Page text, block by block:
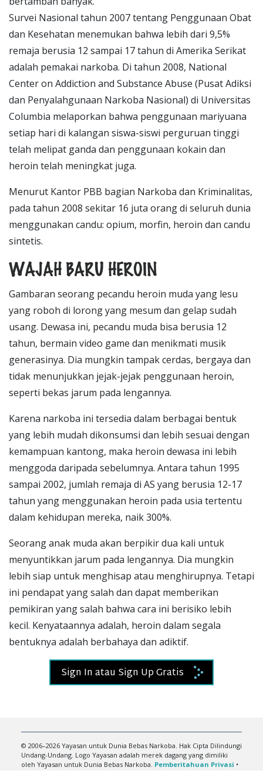
Survei Nasional tahun 2007 tentang Penggunaan Obat
dan Kesehatan menemukan bahwa lebih dari 9,5%
remaja berusia 12 sampai 17 tahun di Amerika Serikat
adalah pemakai narkoba. Di tahun 2008, National
Center on Addiction and Substance Abuse (Pusat Adiksi
dan Penyalahgunaan Narkoba Nasional) di Universitas
Columbia melaporkan bahwa penggunaan mariyuana
setiap hari di kalangan siswa-siswi perguruan tinggi
telah melipat ganda dan penggunaan kokain dan
heroin telah meningkat juga.
Menurut Kantor PBB bagian Narkoba dan Kriminalitas,
pada tahun 2008 sekitar 16 juta orang di seluruh dunia
menggunakan candu: opium, morfin, heroin dan candu
sintetis.
WAJAH BARU HEROIN
Gambaran seorang pecandu heroin muda yang lesu
yang roboh di lorong yang mesum dan gelap sudah
usang. Dewasa ini, pecandu muda bisa berusia 12
tahun, bermain video game dan menikmati musik
generasinya. Dia mungkin tampak cerdas, bergaya dan
tidak menunjukkan jejak-jejak penggunaan heroin,
seperti bekas jarum pada lengannya.
Karena narkoba ini tersedia dalam berbagai bentuk
yang lebih mudah dikonsumsi dan lebih sesuai dengan
kemampuan kantong, maka heroin dewasa ini lebih
menggoda daripada sebelumnya. Antara tahun 1995
sampai 2002, jumlah remaja di AS yang berusia 12-17
tahun yang menggunakan heroin pada usia tertentu
dalam kehidupan mereka, naik 300%.
Seorang anak muda akan berpikir dua kali untuk
menyuntikkan jarum pada lengannya. Dia mungkin
lebih siap untuk menghisap atau menghirupnya. Tetapi
ini pendapat yang salah dan dapat memberikan
pemikiran yang salah bahwa cara ini berisiko lebih
kecil. Kenyataannya adalah, heroin dalam segala
bentuknya adalah berbahaya dan adiktif.
Sign In atau Sign Up Gratis
© 2006–2026 Yayasan untuk Dunia Bebas Narkoba. Hak Cipta Dilindungi
Undang-Undang. Logo Yayasan adalah merek dagang yang dimiliki
oleh Yayasan untuk Dunia Bebas Narkoba. Pemberitahuan Privasi •